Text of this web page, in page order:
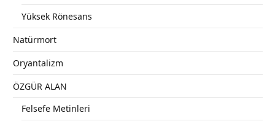
Yüksek Rönesans
Natürmort
Oryantalizm
ÖZGÜR ALAN
Felsefe Metinleri